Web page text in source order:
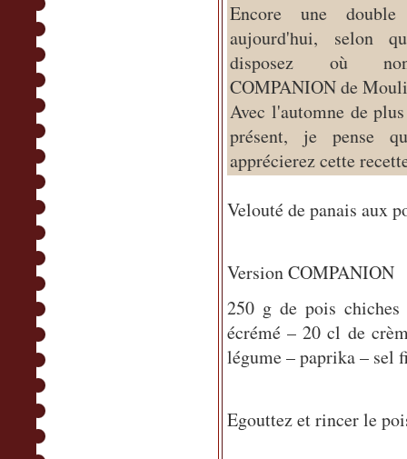
Encore une double
aujourd'hui, selon
disposez où
COMPANION de
Avec l'automne de
présent, je pense
apprécierez cette
Velouté de panais aux
Version COMPANION
250 g de pois
écrémé – 20 cl de
légume – paprika – sel
Egouttez et rincer le